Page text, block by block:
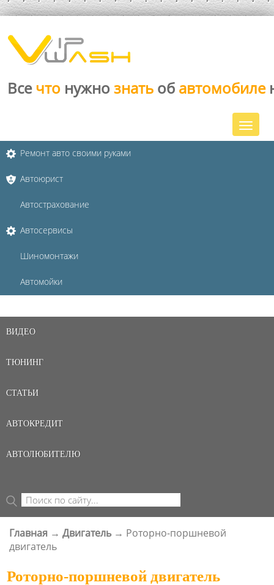
Все что нужно знать об автомобиле
Ремонт авто своими руками
Автоюрист
Автострахование
Автосервисы
Шиномонтажи
Автомойки
ВИДЕО
ТЮНИНГ
СТАТЬИ
АВТОКРЕДИТ
АВТОЛЮБИТЕЛЮ
ФОРМА ПОИСКА
Поиск
ВЫ ЗДЕСЬ
Главная → Двигатель → Роторно-поршневой
двигатель
Роторно-поршневой двигатель